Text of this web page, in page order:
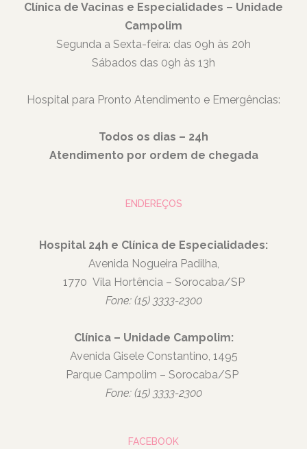
Clínica de Vacinas e Especialidades – Unidade
Campolim
Segunda a Sexta-feira: das 09h às 20h
Sábados das 09h às 13h
Hospital para Pronto Atendimento e Emergências:
Todos os dias – 24h
Atendimento por ordem de chegada
ENDEREÇOS
Hospital 24h e Clínica de Especialidades:
Avenida Nogueira Padilha,
1770 Vila Hortência – Sorocaba/SP
Fone: (15) 3333-2300
Clínica – Unidade Campolim:
Avenida Gisele Constantino, 1495
Parque Campolim – Sorocaba/SP
Fone: (15) 3333-2300
FACEBOOK